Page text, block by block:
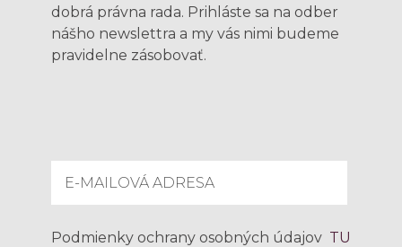
dobrá právna rada. Prihláste sa na odber
nášho newslettra a my vás nimi budeme
pravidelne zásobovať.
Podmienky ochrany osobných údajov TU